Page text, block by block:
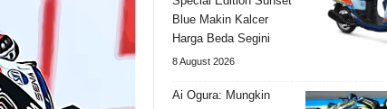
Blue Makin Kalcer
Harga Beda Segini
8 August 2026
Ai Ogura: Mungkin